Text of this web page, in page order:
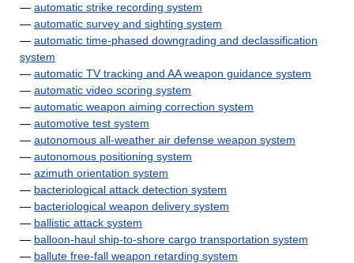
— automatic strike recording system
— automatic survey and sighting system
— automatic time-phased downgrading and declassification
system
— automatic TV tracking and AA weapon guidance system
— automatic video scoring system
— automatic weapon aiming correction system
— automotive test system
— autonomous all-weather air defense weapon system
— autonomous positioning system
— azimuth orientation system
— bacteriological attack detection system
— bacteriological weapon delivery system
— ballistic attack system
— balloon-haul ship-to-shore cargo transportation system
— ballute free-fall weapon retarding system